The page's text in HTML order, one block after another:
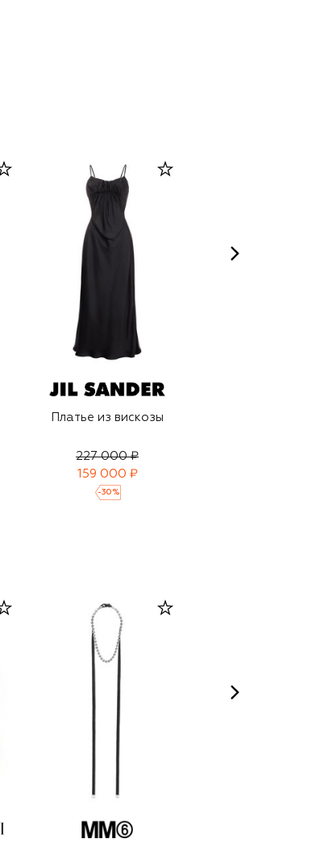
Платье из вискозы
227 000 ₽
159 000 ₽
-30 %